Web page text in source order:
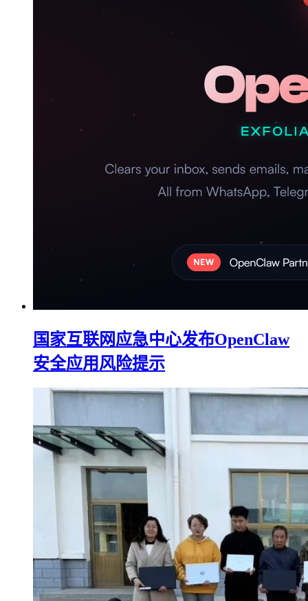
国家互联网应急中心发布OpenClaw
安全应用风险提示